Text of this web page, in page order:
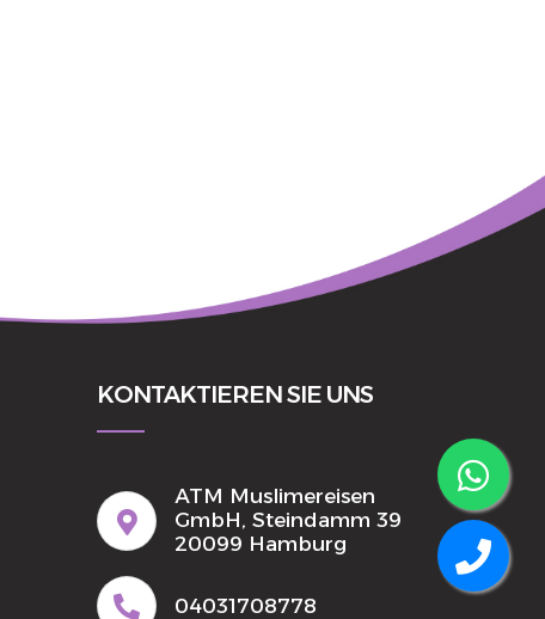
KONTAKTIEREN SIE UNS
ATM Muslimereisen
GmbH, Steindamm 39
20099 Hamburg
04031708778